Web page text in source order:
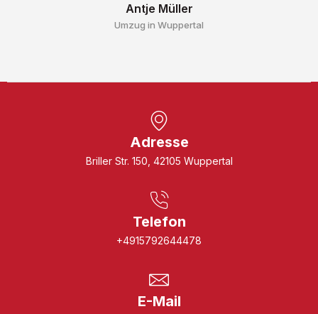
Antje Müller
Umzug in Wuppertal
Adresse
Briller Str. 150, 42105 Wuppertal
Telefon
+4915792644478
E-Mail